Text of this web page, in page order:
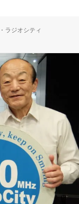
ラジオシティ
祭り ４年ぶりの開催で